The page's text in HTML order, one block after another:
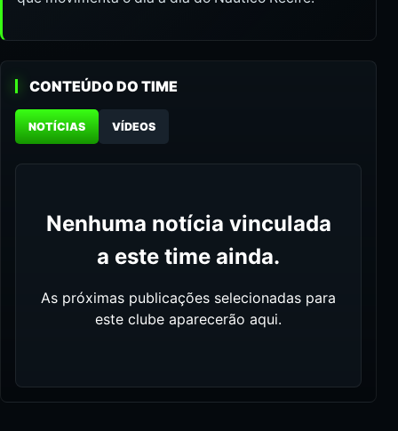
CONTEÚDO DO TIME
NOTÍCIAS VÍDEOS
Nenhuma notícia vinculada
a este time ainda.
As próximas publicações selecionadas para
este clube aparecerão aqui.